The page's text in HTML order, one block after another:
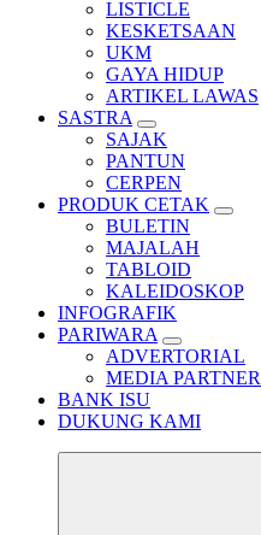
LISTICLE
KESKETSAAN
UKM
GAYA HIDUP
ARTIKEL LAWAS
SASTRA
SAJAK
PANTUN
CERPEN
PRODUK CETAK
BULETIN
MAJALAH
TABLOID
KALEIDOSKOP
INFOGRAFIK
PARIWARA
ADVERTORIAL
MEDIA PARTNER
BANK ISU
DUKUNG KAMI